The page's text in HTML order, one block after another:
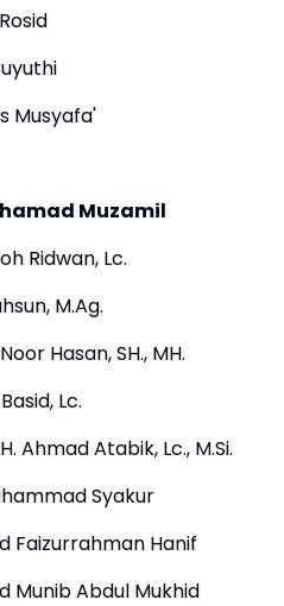
Musyafa'
Muzamil
Ridwan, Lc.
M.Ag.
Hasan, SH., MH.
Lc.
Atabik, Lc., M.Si.
Syakur
Hanif
Abdul Mukhid